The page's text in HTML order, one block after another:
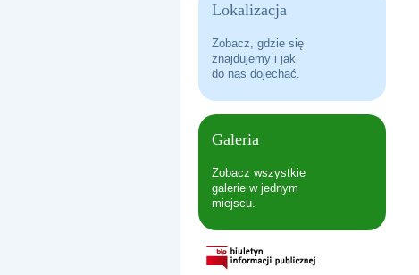
DO HYMNU!
Lokalizacja
Zobacz, gdzie się
znajdujemy i jak
do nas dojechać.
Galeria
Zobacz wszystkie
galerie w jednym
miejscu.